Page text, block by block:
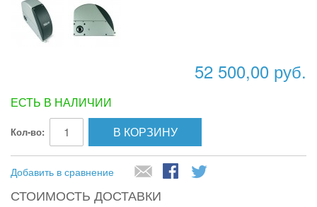
52 500,00 руб.
ЕСТЬ В НАЛИЧИИ
Кол-во: В КОРЗИНУ
Добавить в сравнение
СТОИМОСТЬ ДОСТАВКИ